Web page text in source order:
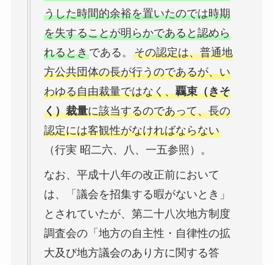
うした時間的余裕を置いたのでは時期
を失することが明らかであると認めら
れるときである。 その認定は、普通地
方公共団体の長が行うのであるが、い
わゆる自由裁量ではなく、覊束（きそ
く）裁量に該当するのであって、長の
認定には客観性がなければならない
（行実 昭二六、八、一五参照）。
なお、平成十八年の改正前において
は、「議会を招集する暇がないとき」
とされていたが、第二十八次地方制度
調査会の「地方の自主性・自律性の拡
大及び地方議会のあり方に関する答